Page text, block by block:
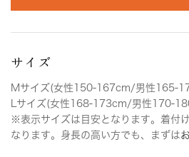
サイズ
Mサイズ(女性150-167cm/男性165-
Lサイズ(女性168-173cm/男性170-
※表示サイズは目安となります。着付
なります。身長の高い方でも、まずは